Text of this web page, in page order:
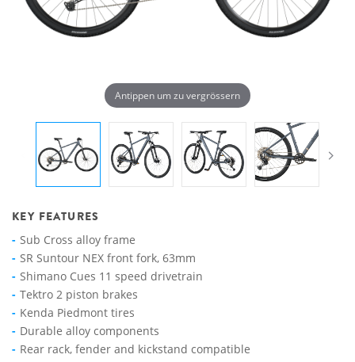
Antippen um zu vergrössern
KEY FEATURES
Sub Cross alloy frame
SR Suntour NEX front fork, 63mm
Shimano Cues 11 speed drivetrain
Tektro 2 piston brakes
Kenda Piedmont tires
Durable alloy components
Rear rack, fender and kickstand compatible